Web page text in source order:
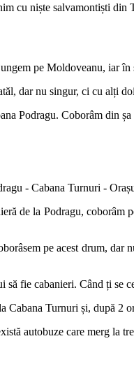
cu niște salvamontiști din
pe Moldoveanu, iar
dar nu singur, ci cu alți
Podragu. Coborâm din
- Cabana Turnuri -
de la Podragu,
pe acest drum, dar
să fie cabanieri. Când ți se
Cabana Turnuri și, după 2
autobuze care merg la